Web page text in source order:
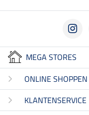
MEGA STORES
ONLINE SHOPPEN
KLANTENSERVICE